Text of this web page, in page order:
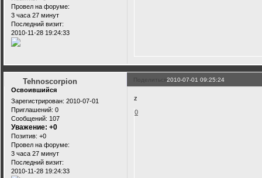
Провел на форуме:
3 часа 27 минут
Последний визит:
2010-11-28 19:24:33
Поделиться2010-07-01 09:25:24
Tehnoscorpion
Освоившийся
Зарегистрирован: 2010-07-01
Приглашений: 0
Сообщений: 107
Уважение: +0
Позитив: +0
Провел на форуме:
3 часа 27 минут
Последний визит:
2010-11-28 19:24:33
z
0